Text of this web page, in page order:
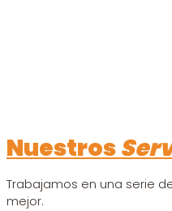
Nuestros
Trabajamos en una serie
mejor.